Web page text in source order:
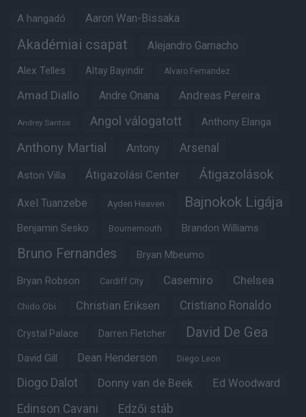
A hangadó Aaron Wan-Bissaka
Akadémiai csapat Alejandro Garnacho
Alex Telles Altay Bayindir Alvaro Fernandez
Amad Diallo Andre Onana Andreas Pereira
Andrey Santos Angol válogatott Anthony Elanga
Anthony Martial Antony Arsenal
Aston Villa Átigazolási Center Átigazolások
Axel Tuanzebe Ayden Heaven Bajnokok Ligája
Benjamin Sesko Bournemouth Brandon Williams
Bruno Fernandes Bryan Mbeumo
Bryan Robson Cardiff City Casemiro Chelsea
Chido Obi Christian Eriksen Cristiano Ronaldo
Crystal Palace Darren Fletcher David De Gea
David Gill Dean Henderson Diego Leon
Diogo Dalot Donny van de Beek Ed Woodward
Edinson Cavani Edzői stáb